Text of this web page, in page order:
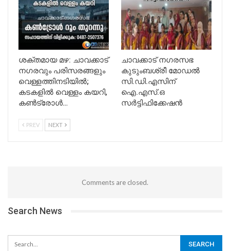
ശക്തമായ മഴ: ചാവക്കാട്
നഗരവും പരിസരങ്ങളും
വെള്ളത്തിനടിയിൽ;
കടകളിൽ വെള്ളം കയറി,
കൺട്രോൾ…
ചാവക്കാട് നഗരസഭ
കുടുംബശ്രീ മോഡൽ
സി.ഡി.എസിന്
ഐ.എസ്.ഒ
സർട്ടിഫിക്കേഷൻ
PREV NEXT
Comments are closed.
Search News